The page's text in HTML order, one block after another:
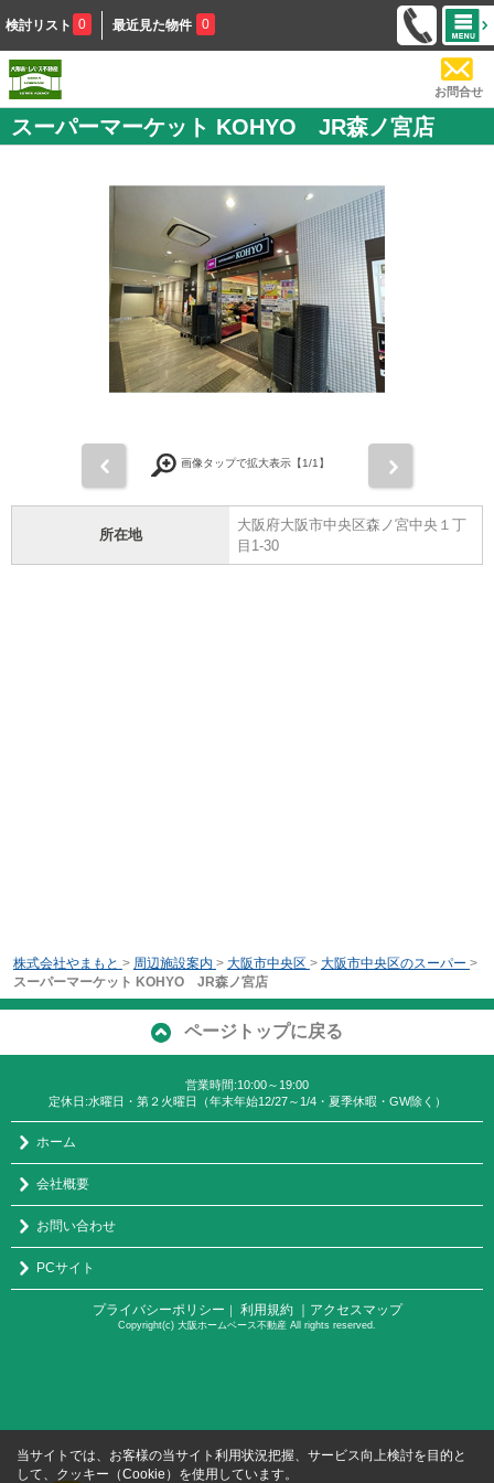
検討リスト 0 最近見た物件 0
お問合せ
スーパーマーケット KOHYO JR森ノ宮店
画像タップで拡大表示【1/1】
所在地
大阪府大阪市中央区森ノ宮中央１丁
目1-30
株式会社やまもと > 周辺施設案内 > 大阪市中央区 > 大阪市中央区のスーパー >
スーパーマーケット KOHYO JR森ノ宮店
ページトップに戻る
営業時間:10:00～19:00
定休日:水曜日・第２火曜日（年末年始12/27～1/4・夏季休暇・GW除く）
ホーム
会社概要
お問い合わせ
PCサイト
プライバシーポリシー ｜ 利用規約 ｜アクセスマップ
Copyright(c) 大阪ホームベース不動産 All rights reserved.
当サイトでは、お客様の当サイト利用状況把握、サービス向上検討を目的と
して、クッキー（Cookie）を使用しています。